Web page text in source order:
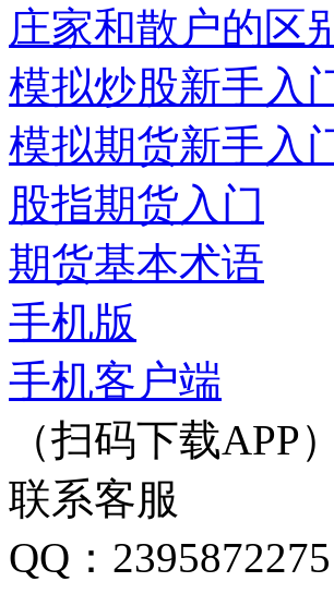
庄家和散户的区
模拟炒股新手入
模拟期货新手入
股指期货入门
期货基本术语
手机版
手机客户端
（扫码下载APP）
联系客服
QQ：2395872275